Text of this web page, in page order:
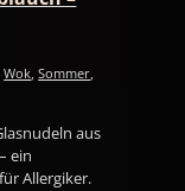
Wok,Sommer,
aus
ein
Allergiker.